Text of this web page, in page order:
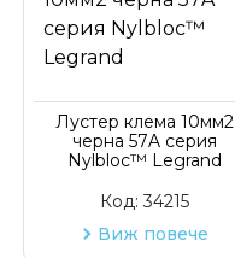
Лустер клема 10мм2
черна 57A серия
Nylbloc™ Legrand
Код:34215
Виж повече